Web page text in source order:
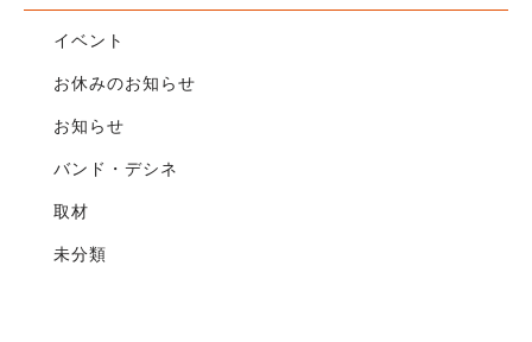
イベント
お休みのお知らせ
お知らせ
バンド・デシネ
取材
未分類